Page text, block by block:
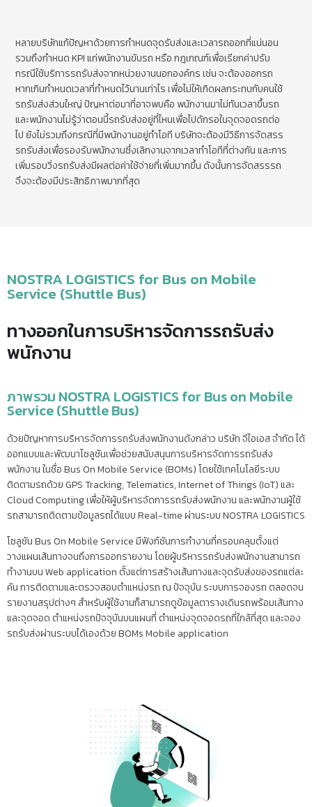
หลายบริษัทแก้ปัญหาด้วยการกำหนดจุดรับส่งและเวลารถออกที่แน่นอน
รวมถึงกำหนด KPI แก่พนักงานขับรถ หรือ กฎเกณฑ์เพื่อเรียกค่าปรับ
กรณีใช้บริการรถรับส่งจากหน่วยงานนอกองค์กร เช่น จะต้องออกรถ
หากเกินกำหนดเวลาที่กำหนดไว้นานเท่าไร เพื่อไม่ให้เกิดผลกระทบกับคนใช้
รถรับส่งส่วนใหญ่ ปัญหาต่อมาที่อาจพบคือ พนักงานมาไม่ทันเวลาขึ้นรถ
และพนักงานไม่รู้ว่าตอนนี้รถรับส่งอยู่ที่ไหนเพื่อไปดักรอในจุดจอดรถต่อ
ไป ยังไม่รวมถึงกรณีที่มีพนักงานอยู่ทำโอที บริษัทจะต้องมีวิธีการจัดสรร
รถรับส่งเพื่อรองรับพนักงานซึ่งเลิกงานจากเวลาทำโอทีที่ต่างกัน และการ
เพิ่มรอบวิ่งรถรับส่งมีผลต่อค่าใช้จ่ายที่เพิ่มมากขึ้น ดังนั้นการจัดสรรรถ
จึงจะต้องมีประสิทธิภาพมากที่สุด
NOSTRA LOGISTICS for Bus on Mobile
Service (Shuttle Bus)
ทางออกในการบริหารจัดการรถรับส่ง
พนักงาน
ภาพรวม NOSTRA LOGISTICS for Bus on Mobile
Service (Shuttle Bus)
ด้วยปัญหาการบริหารจัดการรถรับส่งพนักงานดังกล่าว บริษัท จีไอเอส จำกัด ได้
ออกแบบและพัฒนาโซลูชันเพื่อช่วยสนับสนุนการบริหารจัดการรถรับส่ง
พนักงาน ในชื่อ Bus On Mobile Service (BOMs) โดยใช้เทคโนโลยีระบบ
ติดตามรถด้วย GPS Tracking, Telematics, Internet of Things (IoT) และ
Cloud Computing เพื่อให้ผู้บริหารจัดการรถรับส่งพนักงาน และพนักงานผู้ใช้
รถสามารถติดตามข้อมูลรถได้แบบ Real-time ผ่านระบบ NOSTRA LOGISTICS
โซลูชัน Bus On Mobile Service มีฟังก์ชันการทำงานที่ครอบคลุมตั้งแต่
วางแผนเส้นทางจนถึงการออกรายงาน โดยผู้บริหารรถรับส่งพนักงานสามารถ
ทำงานบน Web application ตั้งแต่การสร้างเส้นทางและจุดรับส่งของรถแต่ละ
คัน การติดตามและตรวจสอบตำแหน่งรถ ณ ปัจจุบัน ระบบการจองรถ ตลอดจน
รายงานสรุปต่างๆ สำหรับผู้ใช้งานก็สามารถดูข้อมูลตารางเดินรถพร้อมเส้นทาง
และจุดจอด ตำแหน่งรถปัจจุบันบนแผนที่ ตำแหน่งจุดจอดรถที่ใกล้ที่สุด และจอง
รถรับส่งผ่านระบบได้เองด้วย BOMs Mobile application